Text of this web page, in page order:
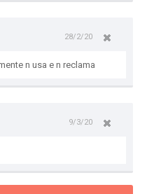
28/2/20
n usa e n reclama
9/3/20